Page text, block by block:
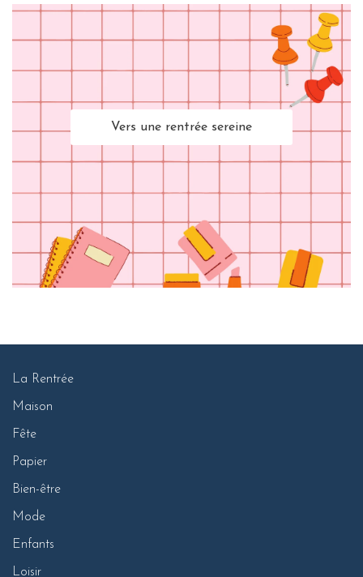
Vers une rentrée sereine
La Rentrée
Maison
Fête
Papier
Bien-être
Mode
Enfants
Loisir